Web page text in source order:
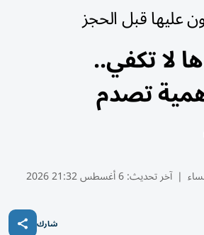
لا تكفي..
تصدم
| آخر تحديث:6 أغسطس 21:32 2026
شارك